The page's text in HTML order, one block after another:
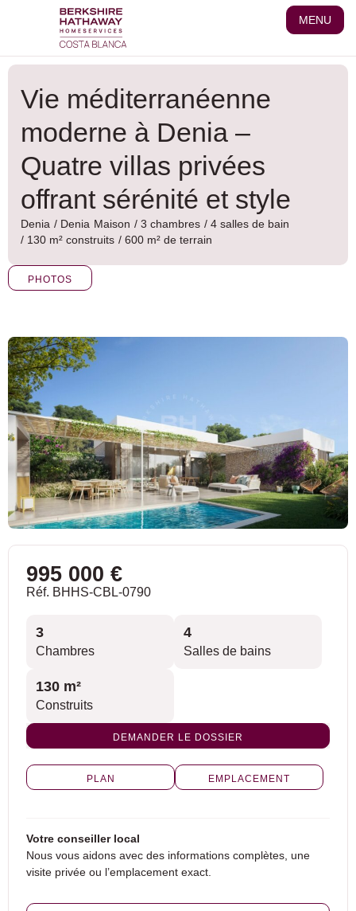
MENU
Vie méditerranéenne
moderne à Denia –
Quatre villas privées
offrant sérénité et style
Denia / Denia Maison / 3 chambres / 4 salles de bain
/ 130 m² construits / 600 m² de terrain
PHOTOS
995 000 €
Réf. BHHS-CBL-0790
3
Chambres
4
Salles de bains
130 m²
Construits
DEMANDER LE DOSSIER
PLAN EMPLACEMENT
Votre conseiller local
Nous vous aidons avec des informations complètes, une
visite privée ou l’emplacement exact.